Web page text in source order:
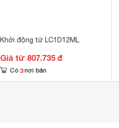
Khởi động từ LC1D12ML
Giá từ 807.735 đ
Có 3 nơi bán